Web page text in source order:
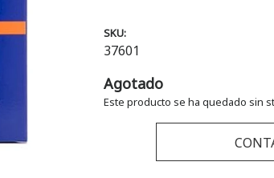
SKU:
37601
Agotado
Este producto se ha quedado sin